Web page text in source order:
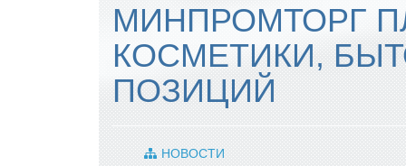
МИНПРОМТОРГ
КОСМЕТИКИ,
ПОЗИЦИЙ
НОВОСТИ